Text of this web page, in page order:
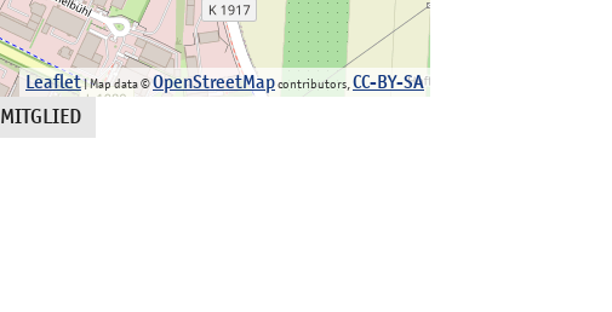
Leaflet| Map data ©OpenStreetMapcontributors, CC-BY-SA
MITGLIED